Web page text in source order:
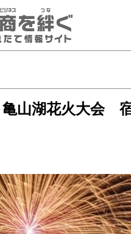
亀山湖花火大会